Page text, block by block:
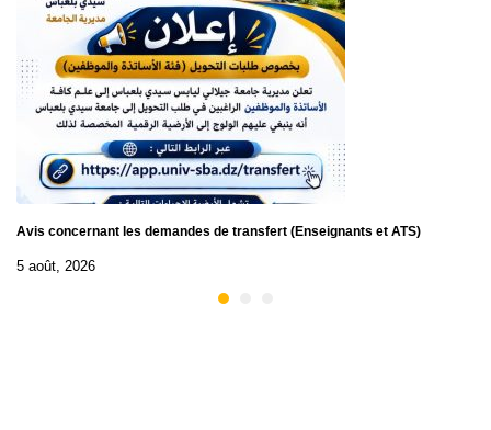
Avis concernant les demandes de transfert (Enseignants et ATS)
5 août, 2026